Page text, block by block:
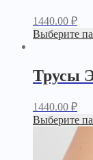
1440.00 ₽
Выберите
Трусы
1440.00 ₽
Выберите